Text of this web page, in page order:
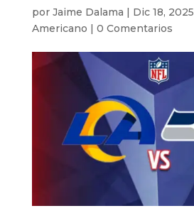
por Jaime Dalama | Dic 18, 2025
Americano | 0 Comentarios